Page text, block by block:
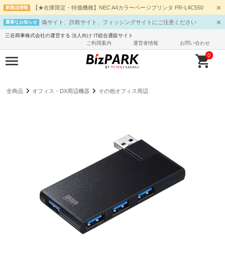
新製品情報 【★在庫限定・特価機種】NEC A4カラーページプリンタ PR-L4C550
重要なお知らせ 偽サイト、詐欺サイト、フィッシングサイトにご注意ください
三谷商事株式会社の運営する 法人向け IT総合通販サイト
ご利用案内
運営者情報 お問い合わせ
0
全商品 オフィス・DX周辺機器 その他オフィス周辺